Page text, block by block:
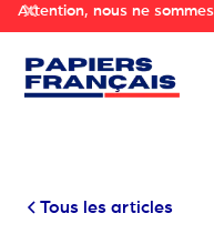
Attention, nous ne
Tous les articles